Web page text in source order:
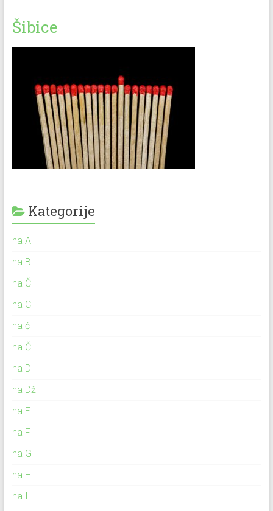
Šibice
Kategorije
na A
na B
na Č
na C
na ć
na Č
na D
na Dž
na E
na F
na G
na H
na I